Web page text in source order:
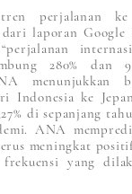
tren perjalanan
laporan Google
280%
menunjukkan
Indonesia ke
di sepanjang
ANA
meningkat
frekuensi yang